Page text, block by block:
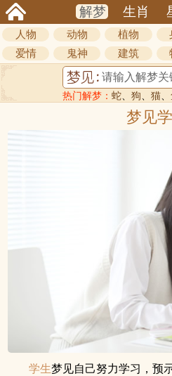
解梦 生肖
人物 动物 植物
爱情
鬼神 建筑
热门解梦： 蛇、 狗、 猫、
梦见
学生梦见自己努力学习，预